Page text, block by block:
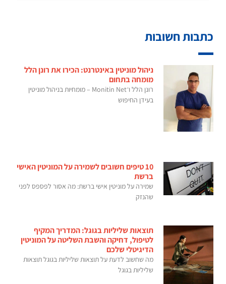
כתבות חשובות
ניהול מוניטין באינטרנט: הכירו את רונן הלל
מומחה בתחום
רונן הלל ו־Monitin Net – מומחיות בניהול מוניטין
בעידן החיפוש
10 טיפים חשובים לשמירה על המוניטין האישי
ברשת
שמירה על מוניטין אישי ברשת: מה אסור לפספס לפני
שהנזק
תוצאות שליליות בגוגל: המדריך המקיף
לטיפול, דחיקה והשבת השליטה על המוניטין
הדיגיטלי שלכם
מה שחשוב לדעת על תוצאות שליליות בגוגל תוצאות
שליליות בגוגל